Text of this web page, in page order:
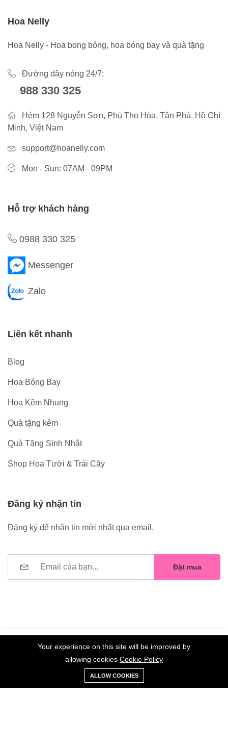
Hoa Nelly
Hoa Nelly - Hoa bong bóng, hoa bóng bay và quà tặng
Đường dây nóng 24/7:
988 330 325
Hẻm 128 Nguyễn Sơn, Phú Thọ Hòa, Tân Phú, Hồ Chí
Minh, Việt Nam
support@hoanelly.com
Mon - Sun: 07AM - 09PM
Hỗ trợ khách hàng
0988 330 325
Messenger
Zalo
Liên kết nhanh
Blog
Hoa Bóng Bay
Hoa Kẽm Nhung
Quà tặng kèm
Quà Tặng Sinh Nhật
Shop Hoa Tười & Trái Cây
Đăng ký nhận tin
Đăng ký để nhận tin mới nhất qua email.
Đặt mua
©2023 Hoa Nelly . All Rights Reserved.
0
Xe
đẩy
Danh sách
yêu thích
Your experience on this site will be improved by
allowing cookies Cookie Policy
ALLOW COOKIES